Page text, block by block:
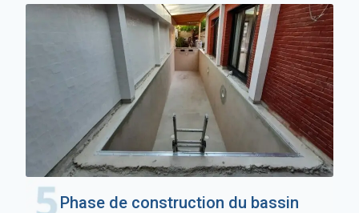
Phase de construction du bassin